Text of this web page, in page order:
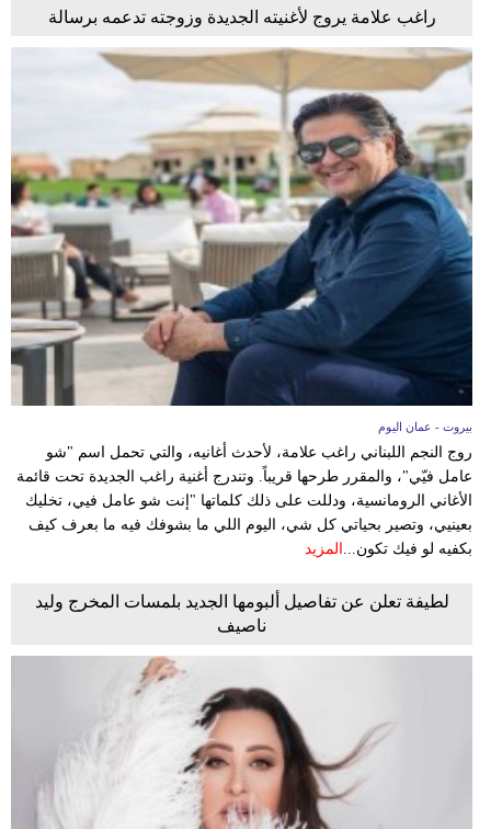
راغب علامة يروج لأغنيته الجديدة وزوجته تدعمه برسالة
بيروت - عمان اليوم
روج النجم اللبناني راغب علامة، لأحدث أغانيه، والتي تحمل اسم "شو
عامل فيّي"، والمقرر طرحها قريباً. وتندرج أغنية راغب الجديدة تحت قائمة
الأغاني الرومانسية، ودللت على ذلك كلماتها "إنت شو عامل فيي، تخليك
بعينيي، وتصير بحياتي كل شي، اليوم اللي ما بشوفك فيه ما بعرف كيف
بكفيه لو فيك تكون... المزيد
لطيفة تعلن عن تفاصيل ألبومها الجديد بلمسات المخرج وليد
ناصيف